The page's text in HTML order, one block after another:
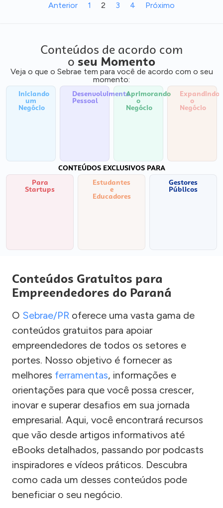
Anterior 1 2 3 4 Próximo
Conteúdos de acordo com
o seu Momento
Veja o que o Sebrae tem para você de acordo com o seu
momento:
Iniciando
um
Negócio
Desenvolvimento
Pessoal
Aprimorando
o
Negócio
Expandindo
o
Negócio
CONTEÚDOS EXCLUSIVOS PARA
Para
Startups
Estudantes
e
Educadores
Gestores
Públicos
Conteúdos Gratuitos para
Empreendedores do Paraná
O Sebrae/PR oferece uma vasta gama de
conteúdos gratuitos para apoiar
empreendedores de todos os setores e
portes. Nosso objetivo é fornecer as
melhores ferramentas, informações e
orientações para que você possa crescer,
inovar e superar desafios em sua jornada
empresarial. Aqui, você encontrará recursos
que vão desde artigos informativos até
eBooks detalhados, passando por podcasts
inspiradores e vídeos práticos. Descubra
como cada um desses conteúdos pode
beneficiar o seu negócio.